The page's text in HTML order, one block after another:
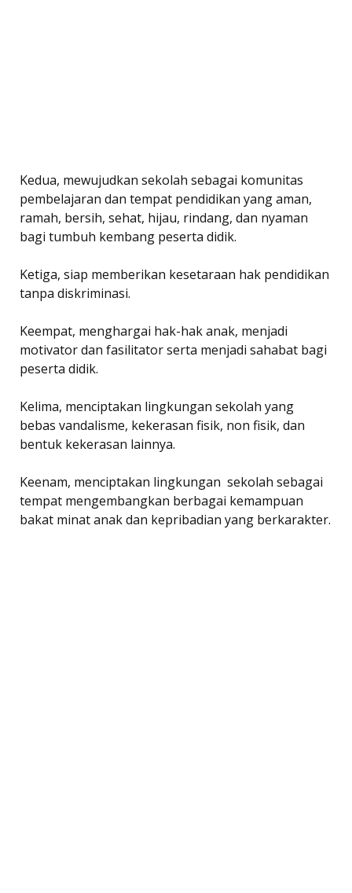
Kedua, mewujudkan sekolah sebagai komunitas
pembelajaran dan tempat pendidikan yang aman,
ramah, bersih, sehat, hijau, rindang, dan nyaman
bagi tumbuh kembang peserta didik.
Ketiga, siap memberikan kesetaraan hak pendidikan
tanpa diskriminasi.
Keempat, menghargai hak-hak anak, menjadi
motivator dan fasilitator serta menjadi sahabat bagi
peserta didik.
Kelima, menciptakan lingkungan sekolah yang
bebas vandalisme, kekerasan fisik, non fisik, dan
bentuk kekerasan lainnya.
Keenam, menciptakan lingkungan sekolah sebagai
tempat mengembangkan berbagai kemampuan
bakat minat anak dan kepribadian yang berkarakter.